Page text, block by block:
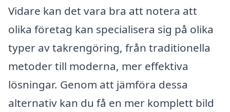
Vidare kan det vara bra att notera att
olika företag kan specialisera sig på olika
typer av takrengöring, från traditionella
metoder till moderna, mer effektiva
lösningar. Genom att jämföra dessa
alternativ kan du få en mer komplett bild